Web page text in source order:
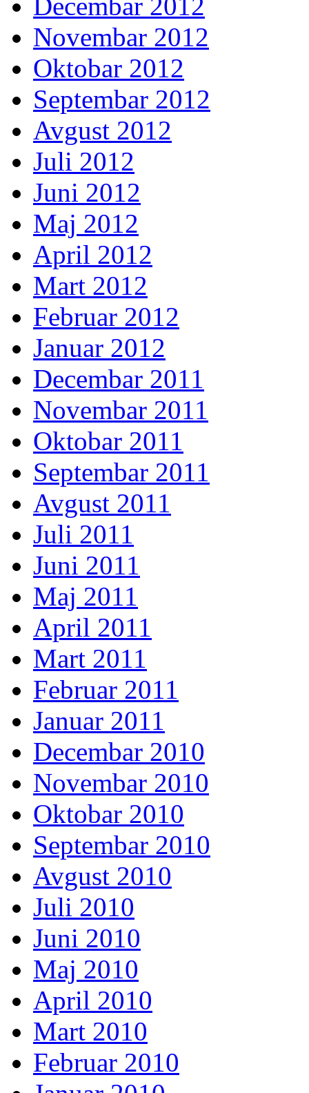
Decembar 2012
Novembar 2012
Oktobar 2012
Septembar 2012
Avgust 2012
Juli 2012
Juni 2012
Maj 2012
April 2012
Mart 2012
Februar 2012
Januar 2012
Decembar 2011
Novembar 2011
Oktobar 2011
Septembar 2011
Avgust 2011
Juli 2011
Juni 2011
Maj 2011
April 2011
Mart 2011
Februar 2011
Januar 2011
Decembar 2010
Novembar 2010
Oktobar 2010
Septembar 2010
Avgust 2010
Juli 2010
Juni 2010
Maj 2010
April 2010
Mart 2010
Februar 2010